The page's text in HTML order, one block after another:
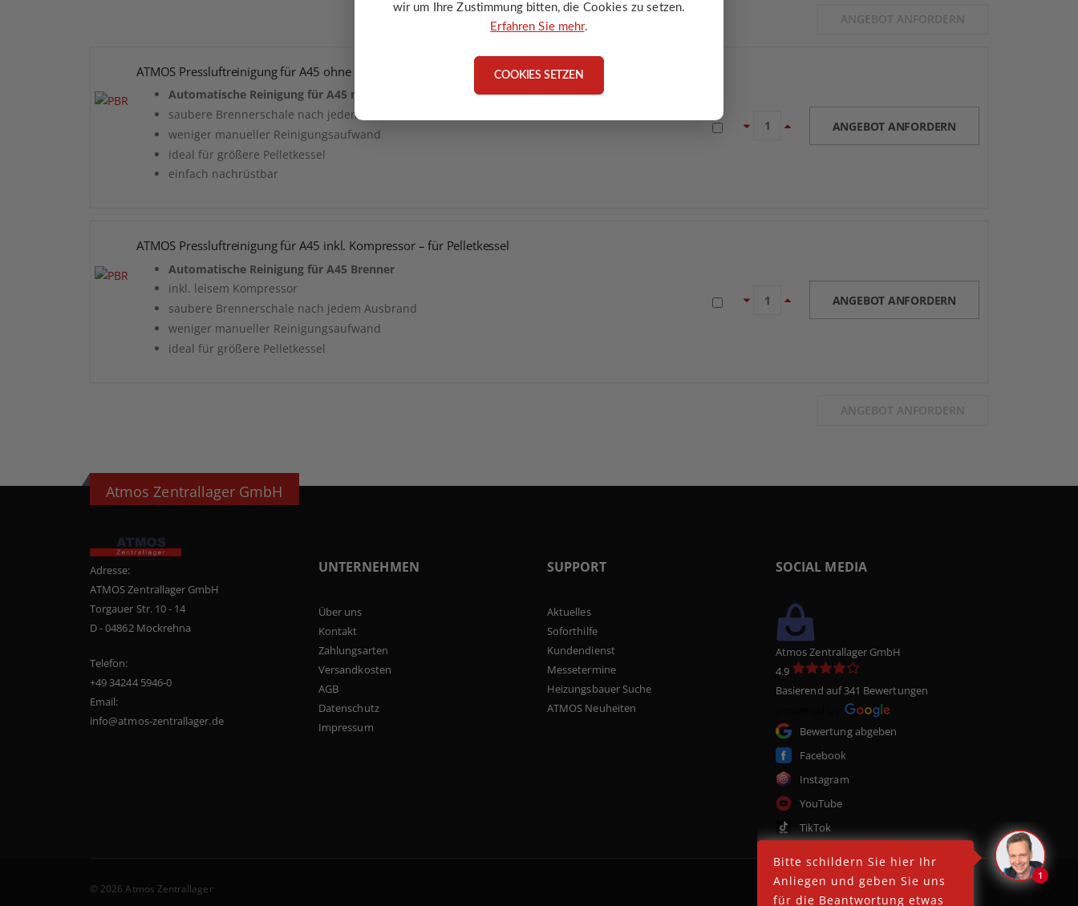
wir um Ihre Zustimmung bitten, die Cookies zu setzen.
Erfahren Sie mehr.
COOKIES SETZEN
ANGEBOT ANFORDERN
ATMOS Pressluftreinigung für A45 ohne Kompressor – für Pelletkessel
Automatische Reinigung für A45 mit vorhandenem Kompressor
saubere Brennerschale nach jedem Ausbrand
weniger manueller Reinigungsaufwand
ideal für größere Pelletkessel
einfach nachrüstbar
ANGEBOT ANFORDERN
ATMOS Pressluftreinigung für A45 inkl. Kompressor – für Pelletkessel
Automatische Reinigung für A45 Brenner
inkl. leisem Kompressor
saubere Brennerschale nach jedem Ausbrand
weniger manueller Reinigungsaufwand
ideal für größere Pelletkessel
ANGEBOT ANFORDERN
ANGEBOT ANFORDERN
Atmos Zentrallager GmbH
Adresse:
ATMOS Zentrallager GmbH
Torgauer Str. 10 - 14
D - 04862 Mockrehna
Telefon:
+49 34244 5946-0
Email:
info@atmos-zentrallager.de
UNTERNEHMEN
Über uns
Kontakt
Zahlungsarten
Versandkosten
AGB
Datenschutz
Impressum
SUPPORT
Aktuelles
Soforthilfe
Kundendienst
Messetermine
Heizungsbauer Suche
ATMOS Neuheiten
SOCIAL MEDIA
Atmos Zentrallager GmbH
4.9
Basierend auf 341 Bewertungen
Bewertung abgeben
Facebook
Instagram
YouTube
TikTok
© 2026 Atmos Zentrallager
Bitte schildern Sie hier Ihr
Anliegen und geben Sie uns
für die Beantwortung etwas
1